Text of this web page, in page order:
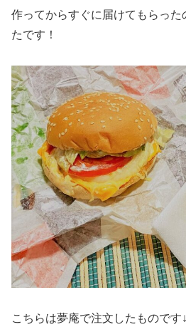
作ってからすぐに届けてもらった
たです！
こちらは夢庵で注文したものです↓